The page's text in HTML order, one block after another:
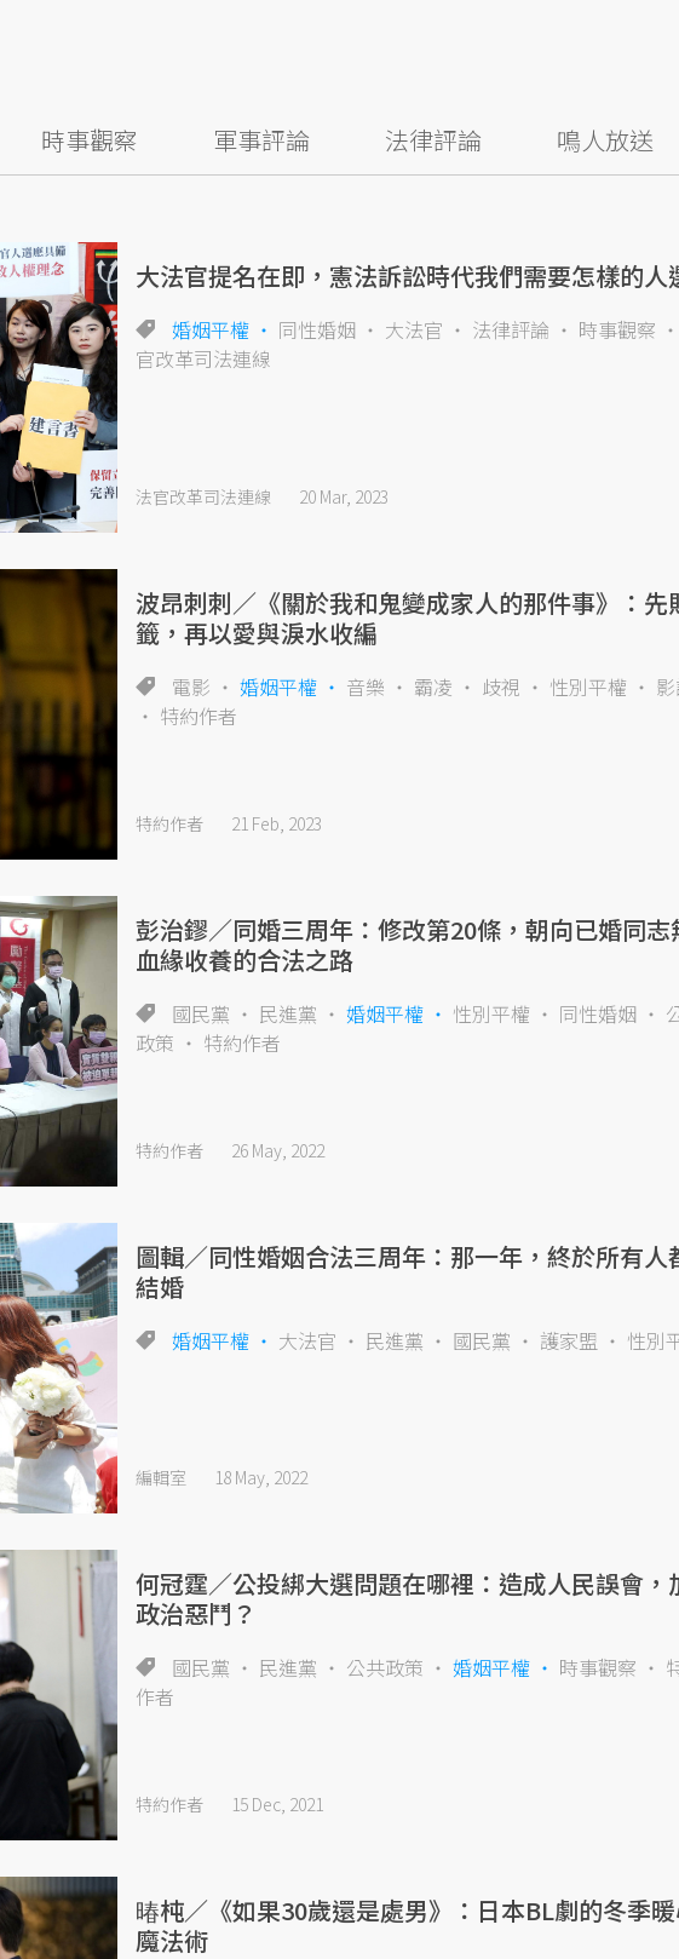
時事觀察 軍事評論 法律評論 鳴人放送
大法官提名在即，憲法訴訟時代我們需要怎樣的人
婚姻平權 同性婚姻 大法官 法律評論
時事觀察
官改革司法連線
法官改革司法連線 20 Mar, 2023
波昂刺刺／《關於我和鬼變成家人的那件事》：先
籤，再以愛與淚水收編
電影 婚姻平權 音樂 霸凌 歧視 性別平權
特約作者
特約作者 21 Feb, 2023
彭治鏐／同婚三周年：修改第20條，朝向已婚同志
血緣收養的合法之路
國民黨 民進黨 婚姻平權 性別平權 同性婚姻
政策
特約作者
特約作者 26 May, 2022
圖輯／同性婚姻合法三周年：那一年，終於所有人
結婚
婚姻平權 大法官 民進黨 國民黨 護家盟 性別
編輯室 18 May, 2022
何冠霆／公投綁大選問題在哪裡：造成人民誤會，
政治惡鬥？
國民黨 民進黨 公共政策 婚姻平權 時事觀察
作者
特約作者 15 Dec, 2021
暙杶／《如果30歲還是處男》：日本BL劇的冬季
魔法術